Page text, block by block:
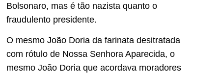
Bolsonaro, mas é tão nazista quanto o
fraudulento presidente.
O mesmo João Doria da farinata desitratada
com rótulo de Nossa Senhora Aparecida, o
mesmo João Doria que acordava moradores